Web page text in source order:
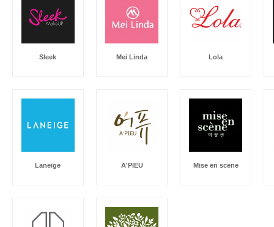
Sleek Mei Linda Lola
Laneige A'PIEU Mise en scene